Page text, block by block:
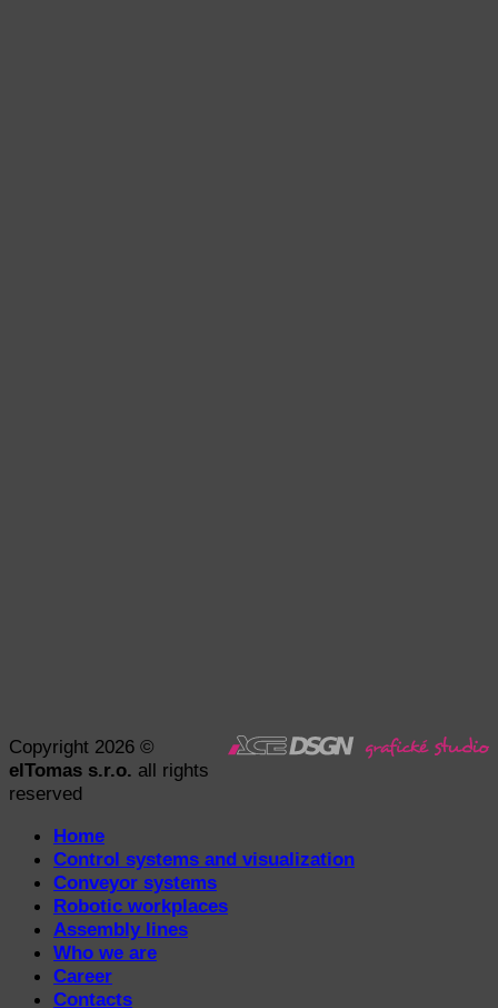
Copyright 2026 ©
elTomas s.r.o. all rights
reserved
Home
Control systems and visualization
Conveyor systems
Robotic workplaces
Assembly lines
Who we are
Career
Contacts